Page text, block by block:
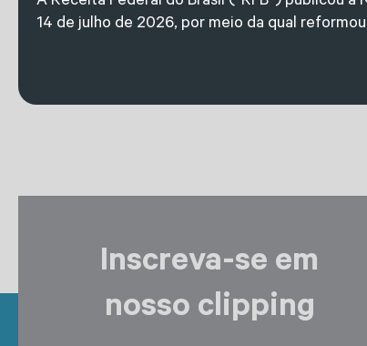
14 de julho de 2026, por meio da qual
Inscreva-se em
nosso clipping